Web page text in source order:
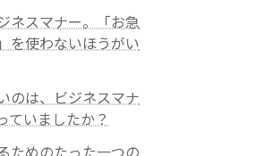
ネスマナー。「お急
を使わないほうがい
のは、ビジネスマナ
ていましたか？
ためのたった一つの